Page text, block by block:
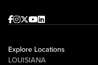
Facebook
Instagram
Twitter
Youtube
linkedin
Explore Locations
LOUISIANA